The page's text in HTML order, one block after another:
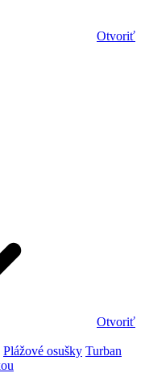
Otvoriť
Otvoriť
Plážové osušky Turban